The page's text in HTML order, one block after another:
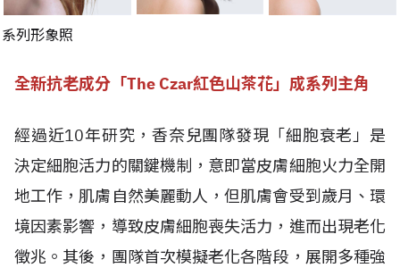
系列形象照
全新抗老成分「The Czar紅色山茶花」成系列主角
經過近10年研究，香奈兒團隊發現「細胞衰老」是
決定細胞活力的關鍵機制，意即當皮膚細胞火力全開
地工作，肌膚自然美麗動人，但肌膚會受到歲月、環
境因素影響，導致皮膚細胞喪失活力，進而出現老化
徵兆。其後，團隊首次模擬老化各階段，展開多種強